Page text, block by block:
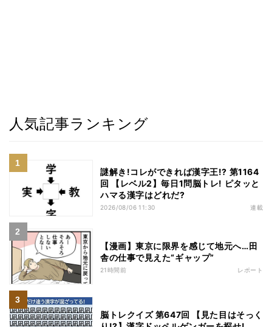
人気記事ランキング
謎解き!コレができれば漢字王!? 第1164
回 【レベル2】毎日1問脳トレ! ピタッと
ハマる漢字はどれだ?
2026/08/06 11:30 連載
【漫画】東京に限界を感じて地元へ…田
舎の仕事で見えた“ギャップ”
21時間前 レポート
脳トレクイズ 第647回 【見た目はそっく